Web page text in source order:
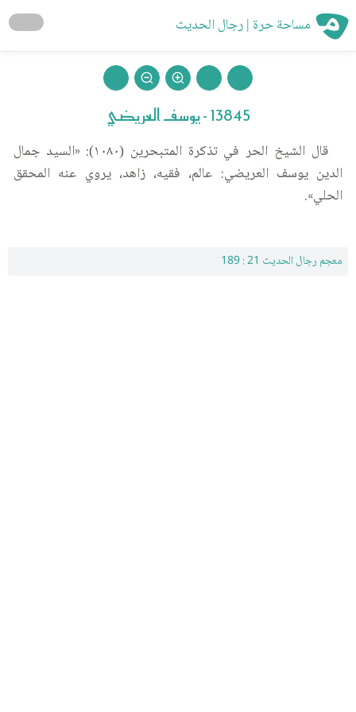
مساحة حرة | رجال الحديث
13845 - يوسف العريضي
قال الشيخ الحر في تذكرة المتبحرين (١٠٨٠): «السيد جمال
الدين يوسف العريضي: عالم، فقيه، زاهد، يروي عنه المحقق
الحلي».
معجم رجال الحديث 21 : 189